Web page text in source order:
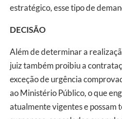
estratégico, esse tipo de
DECISÃO
Além de determinar a
juiz também proibiu a
exceção de urgência
ao Ministério Público, o que
atualmente vigentes e possam